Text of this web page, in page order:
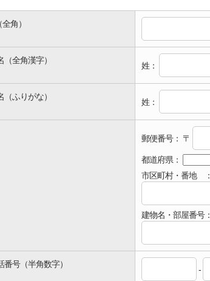
角）
（全角漢字）
姓：
（ふりがな）
姓：
郵便番号： 〒
都道府県：
市区町村・番地 ：
建物名・部屋番号：
番号（半角数字）
-